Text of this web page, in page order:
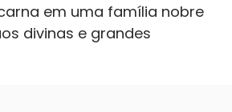
em uma família nobre
divinas e grandes